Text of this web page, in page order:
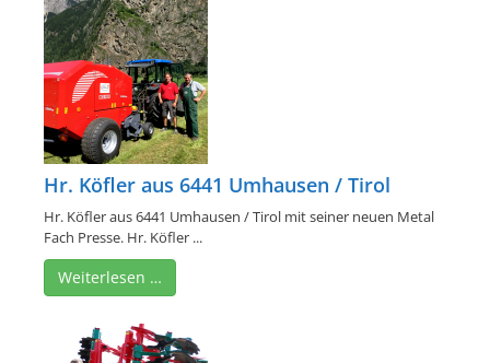
Hr. Köfler aus 6441 Umhausen / Tirol
Hr. Köfler aus 6441 Umhausen / Tirol mit seiner neuen Metal
Fach Presse. Hr. Köfler ...
Weiterlesen …